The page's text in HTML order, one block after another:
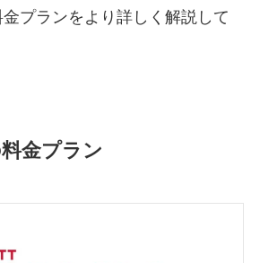
プランをより詳しく解説して
金プラン